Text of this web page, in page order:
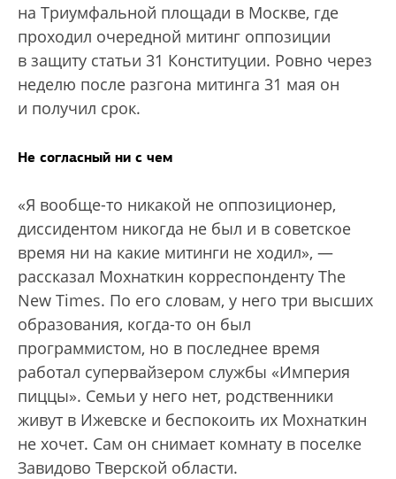
на Триумфальной площади в Москве, где
проходил очередной митинг оппозиции
в защиту статьи 31 Конституции. Ровно через
неделю после разгона митинга 31 мая он
и получил срок.
Не согласный ни с чем
«Я вообще-то никакой не оппозиционер,
диссидентом никогда не был и в советское
время ни на какие митинги не ходил», —
рассказал Мохнаткин корреспонденту The
New Times. По его словам, у него три высших
образования, когда-то он был
программистом, но в последнее время
работал супервайзером службы «Империя
пиццы». Семьи у него нет, родственники
живут в Ижевске и беспокоить их Мохнаткин
не хочет. Сам он снимает комнату в поселке
Завидово Тверской области.